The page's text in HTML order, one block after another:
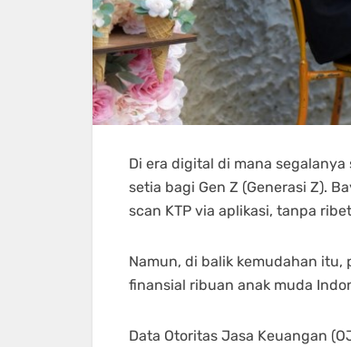
Di era digital di mana
setia bagi Gen Z (Generasi Z).
scan KTP via aplikasi, tanpa
Namun, di balik kemudahan
finansial ribuan anak muda
Data Otoritas Jasa Keuangan